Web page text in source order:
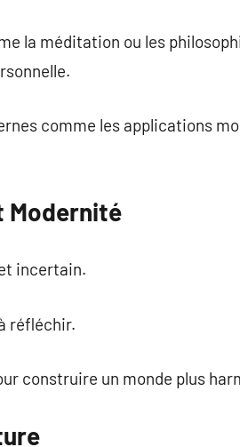
la méditation ou les
comme les applications
Modernité
incertain.
réfléchir.
construire un monde plus